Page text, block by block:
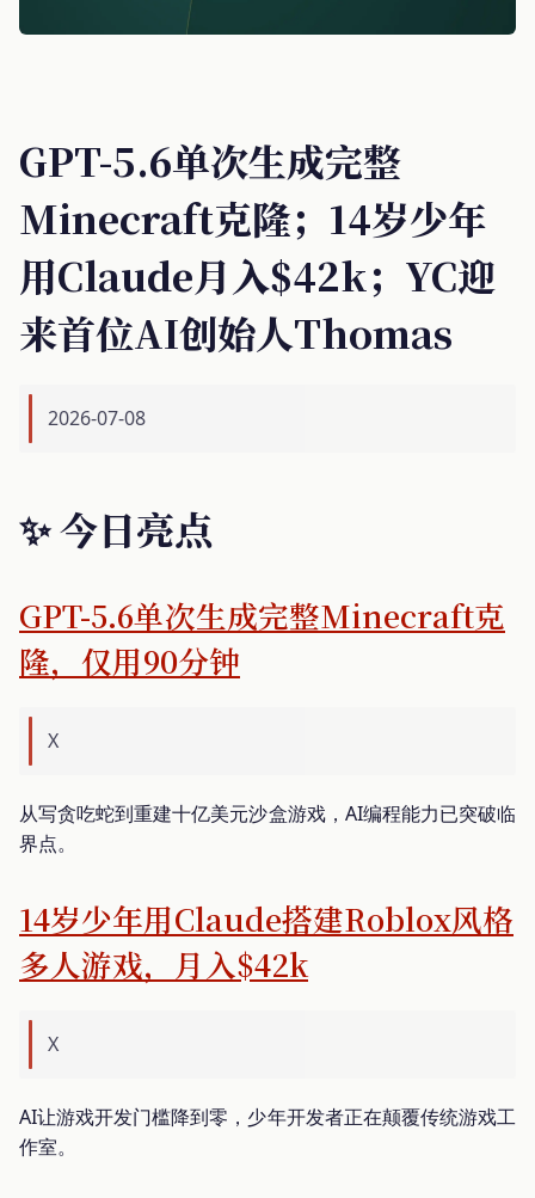
GPT-5.6单次生成完整
Minecraft克隆；14岁少年
用Claude月入$42k；YC迎
来首位AI创始人Thomas
2026-07-08
✨ 今日亮点
GPT-5.6单次生成完整Minecraft克
隆，仅用90分钟
X
从写贪吃蛇到重建十亿美元沙盒游戏，AI编程能力已突破临
界点。
14岁少年用Claude搭建Roblox风格
多人游戏，月入$42k
X
AI让游戏开发门槛降到零，少年开发者正在颠覆传统游戏工
作室。